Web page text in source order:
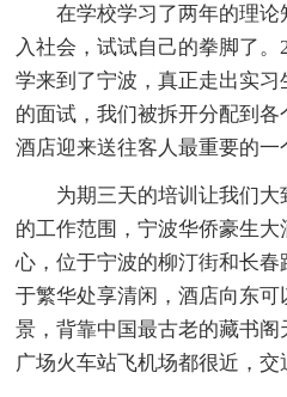
在学校学习了两年的理论
入社会，试试自己的拳脚了
学来到了宁波，真正走出实
的面试，我们被拆开分配到
酒店迎来送往客人最重要的
为期三天的培训让我们大
的工作范围，宁波华侨豪生
心，位于宁波的柳汀街和长春
于繁华处享清闲，酒店向东
景，背靠中国最古老的藏书
广场火车站飞机场都很近，交